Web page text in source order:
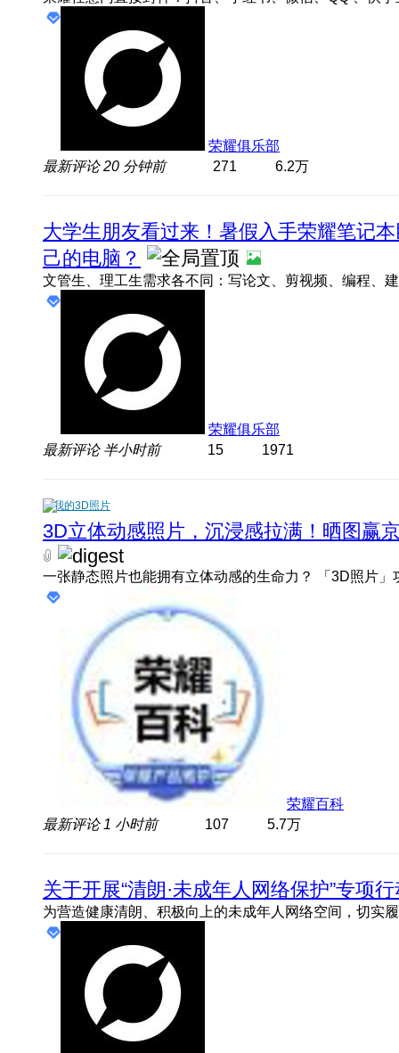
荣耀俱乐部
最新评论20 分钟前 271 6.2万
大学生朋友看过来！暑假入手荣耀笔记
己的电脑？
荣耀俱乐部
最新评论 半小时前 15 1971
我的3D照片
3D立体动感照片，沉浸感拉满！晒图赢
荣耀百科
最新评论 1 小时前 107 5.7万
关于开展“清朗·未成年人网络保护”专项